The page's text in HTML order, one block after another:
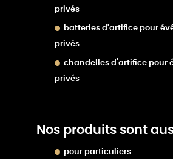
privés
batteries d'artifice pour
privés
chandelles d'artifice pour
privés
Nos produits sont
pour particuliers